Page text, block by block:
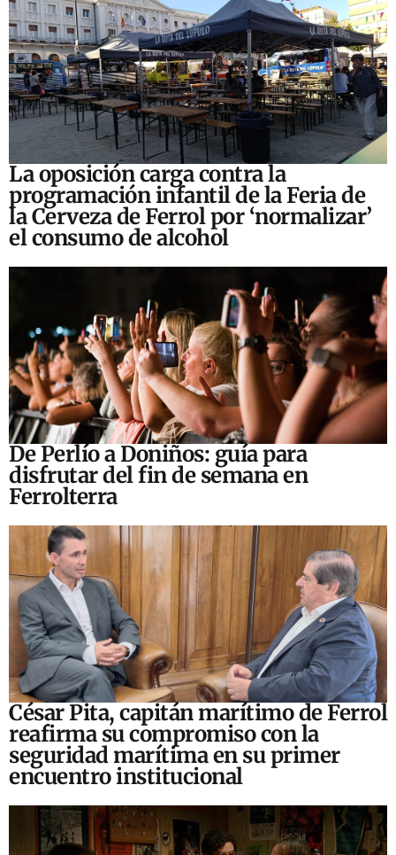
La oposición carga contra la
programación infantil de la Feria de
la Cerveza de Ferrol por ‘normalizar’
el consumo de alcohol
De Perlío a Doniños: guía para
disfrutar del fin de semana en
Ferrolterra
César Pita, capitán marítimo de Ferrol
reafirma su compromiso con la
seguridad marítima en su primer
encuentro institucional